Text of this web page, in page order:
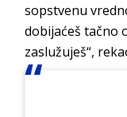
sopstvenu
dobijaćeš tačno
zaslužuješ“,